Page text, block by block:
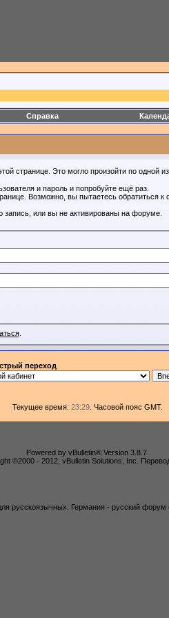
Справка
странице. Это могло произойти по одной
и пароль и попробуйте ещё раз.
Возможно, вы пытаетесь обратиться
или вы не активированы на форуме.
.
переход
Текущее время: 23:29 . Часовой пояс GMT.
Powered by vBulletin® Version 3.8.7.
©2000 - 2012, vBulletin Solutions, Inc.
русскоязычных. Германия - русский форум